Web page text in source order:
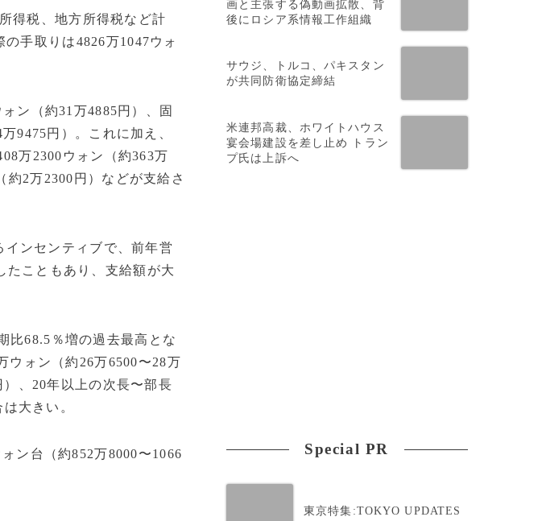
得税、地方所得税など計
手取りは4826万1047ウォ
ン（約31万4885円）、固
9475円）。これに加え、
万2300ウォン（約363万
約2万2300円）などが支給さ
ンセンティブで、前年営
たこともあり、支給額が大
比68.5％増の過去最高とな
ウォン（約26万6500〜28万
、20年以上の次長〜部長
大きい。
ン台（約852万8000〜1066
画と主張する偽動画拡散、背
後にロシア系情報工作組織
サウジ、トルコ、パキスタン
が共同防衛協定締結
米連邦高裁、ホワイトハウス
宴会場建設を差し止め トラン
プ氏は上訴へ
Special PR
東京特集:TOKYO UPDATES